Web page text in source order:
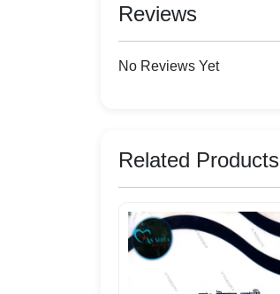
Reviews
No Reviews Yet
Related Products